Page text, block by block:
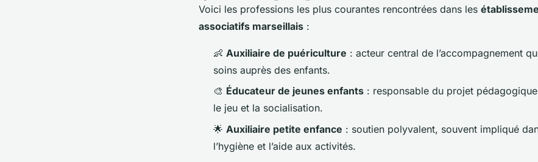
Voici les professions les plus courantes rencontrées dans les
associatifs marseillais :
👶 Auxiliaire de puériculture : acteur central de l’accompagnement
soins auprès des enfants.
🎨 Éducateur de jeunes enfants : responsable du projet
le jeu et la socialisation.
🌟 Auxiliaire petite enfance : soutien polyvalent, souvent impliqué
l’hygiène et l’aide aux activités.